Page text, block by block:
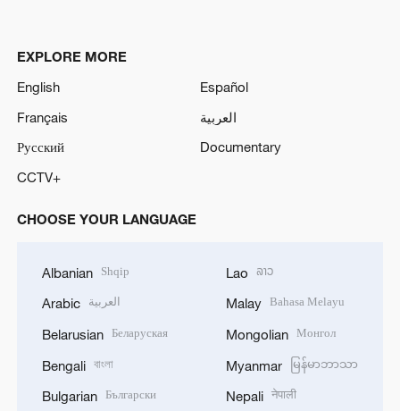
EXPLORE MORE
English
Español
Français
العربية
Русский
Documentary
CCTV+
CHOOSE YOUR LANGUAGE
Albanian Shqip
Arabic العربية
Belarusian Беларуская
Bengali বাংলা
Bulgarian Български
Lao ລາວ
Malay Bahasa Melayu
Mongolian Монгол
Myanmar မြန်မာဘာသာ
Nepali नेपाली